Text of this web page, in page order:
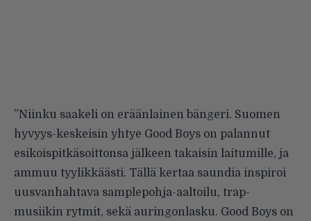
”Niinku saakeli on eräänlainen bängeri. Suomen
hyvyys-keskeisin yhtye Good Boys on palannut
esikoispitkäsoittonsa jälkeen takaisin laitumille, ja
ammuu tyylikkäästi. Tällä kertaa saundia inspiroi
uusvanhahtava samplepohja-aaltoilu, trap-
musiikin rytmit, sekä auringonlasku. Good Boys on